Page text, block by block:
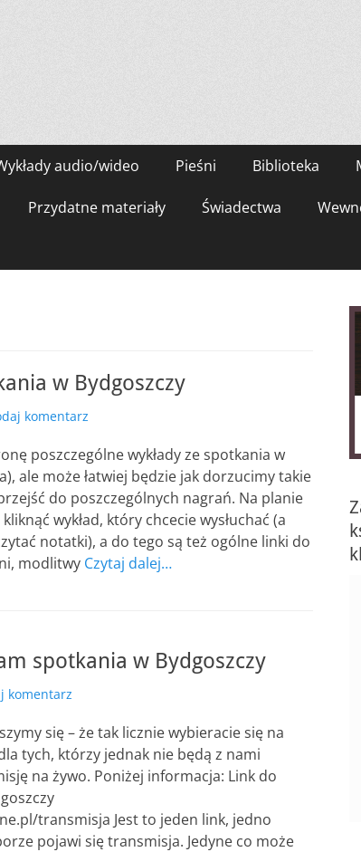
audio/wideo Pieśni Biblioteka
Przydatne materiały Świadectwa
w Bydgoszczy
komentarz
poszczególne wykłady ze spotkania w
ale może łatwiej będzie jak dorzucimy takie
do poszczególnych nagrań. Na planie
wykład, który chcecie wysłuchać (a
notatki), a do tego są też ogólne linki do
modlitwy Czytaj dalej…
spotkania w Bydgoszczy
komentarz
się – że tak licznie wybieracie się na
tych, którzy jednak nie będą z nami
na żywo. Poniżej informacja: Link do
transmisja Jest to jeden link, jedno
pojawi się transmisja. Jedyne co może